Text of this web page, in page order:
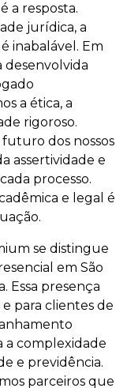
a resposta.
jurídica, a
inabalável. Em
desenvolvida
a ética, a
rigoroso.
dos nossos
assertividade e
processo.
e legal é
se distingue
em São
Essa presença
para clientes de
a complexidade
e previdência.
parceiros que